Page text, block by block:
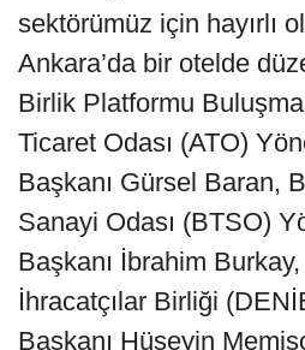
sektörümüz için hayırlı
Ankara’da bir otelde
Birlik Platformu
Ticaret Odası (ATO)
Başkanı Gürsel Baran,
Sanayi Odası (BTSO)
Başkanı İbrahim
İhracatçılar Birliği
Başkanı Hüseyin